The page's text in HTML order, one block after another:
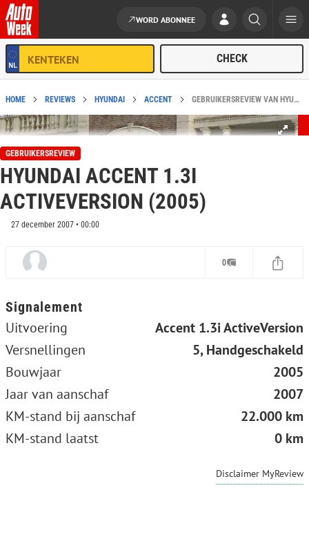
Ga naar de inhoud
WORD ABONNEE
HOME REVIEWS HYUNDAI ACCENT GEBRUIKERSREVIEW VAN HYUNDAI ACCENT 1.3I ACTIVEVERSION (2005)
GEBRUIKERSREVIEW
HYUNDAI ACCENT 1.3I
ACTIVEVERSION (2005)
27 december 2007 • 00:00
0
Signalement
Uitvoering
Accent 1.3i ActiveVersion
Versnellingen
5, Handgeschakeld
Bouwjaar
2005
Jaar van aanschaf
2007
KM-stand bij aanschaf
22.000 km
KM-stand laatst
0 km
Disclaimer MyReview